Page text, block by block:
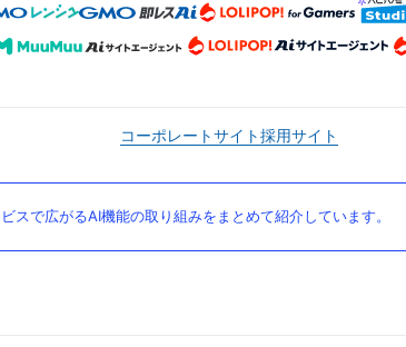
コーポレートサイト採用サイト
スで広がるAI機能の取り組みをまとめて紹介しています。